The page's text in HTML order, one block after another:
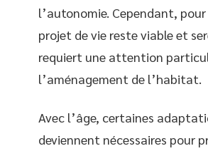
l’autonomie. Cependant,
projet de vie reste viable et
requiert une attention
l’aménagement de l’habitat.
Avec l’âge, certaines
deviennent nécessaires pour